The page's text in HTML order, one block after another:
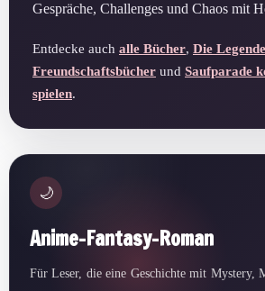
Gespräche, Challenges und Chaos mit
Entdecke auch alle Bücher, Die
Freundschaftsbücher und Saufparade
spielen.
🌙
Anime-Fantasy-Roman
Für Leser, die eine Geschichte mit Mystery,